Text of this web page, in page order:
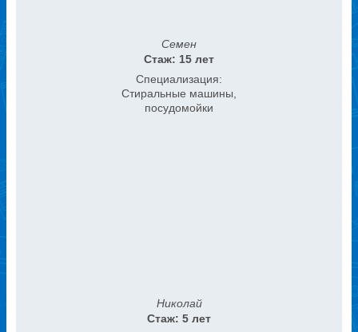
Семен
Стаж: 15 лет
Специализация:
Стиральные машины,
посудомойки
Николай
Стаж: 5 лет